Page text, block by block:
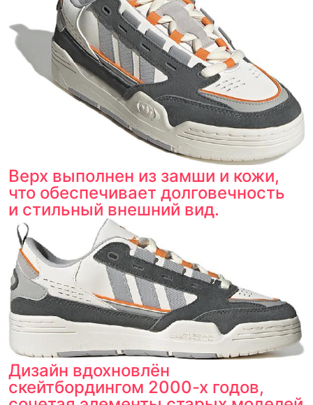
Верх выполнен из замши и кожи,
что обеспечивает долговечность
и стильный внешний вид.
Дизайн вдохновлён
скейтбордингом 2000-х годов,